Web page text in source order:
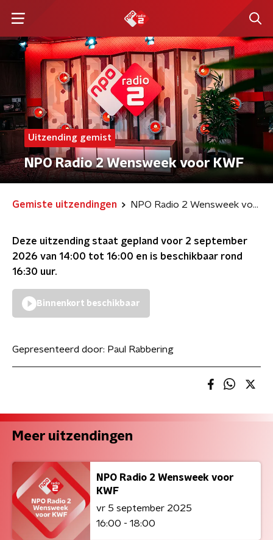
Uitzending gemist
NPO Radio 2 Wensweek voor KWF
Gemiste uitzendingen NPO Radio 2 Wensweek voor KWF
Deze uitzending staat gepland voor 2 september
2026 van 14:00 tot 16:00 en is beschikbaar rond
16:30 uur.
Binnenkort beschikbaar
Gepresenteerd door: Paul Rabbering
Meer uitzendingen
NPO Radio 2 Wensweek voor
KWF
vr 5 september 2025
16:00 - 18:00